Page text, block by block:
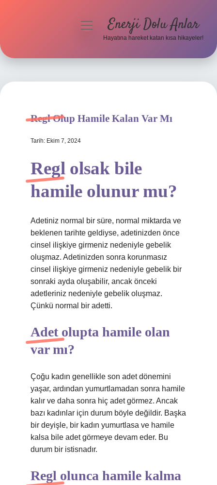
Hakkımızda
menüyüEnerji Dolu Anlar
Hayatına hareket katan kısa hikayeler!
Regl Olup Hamile Kalan Var Mı
Tarih: Ekim 7, 2024
Regl olsak bile
hamile olunur mu?
Adetiniz normal bir süre, normal miktarda ve
beklenen tarihte geldiyse, adetinizden önce
cinsel ilişkiye girmeniz nedeniyle gebelik
oluşmaz. Adetinizden sonra korunmasız
cinsel ilişkiye girmeniz nedeniyle gebelik bir
sonraki ayda oluşabilir, ancak önceki
adetleriniz nedeniyle gebelik oluşmaz.
Çünkü normal bir adetti.
Adet olupta hamile olan
var mı?
Çoğu kadın genellikle son adet dönemini
yaşar, ardından yumurtlamadan sonra hamile
kalır ve daha sonra hiç adet görmez. Ancak
bazı kadınlar için durum böyle değildir. Başka
bir deyişle, bir kadın yumurtlasa ve hamile
kalsa bile adet görmeye devam eder. Bu
durum bir istisnadır.
Regl olunca hamile kalma